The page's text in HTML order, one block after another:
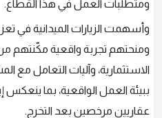
ومتطلبات العمل في هذا القطاع.
وأسهمت الزيارات الميدانية في
ومنحتهم تجربة واقعية مكّنتهم
الاستثمارية، وآليات التعامل مع
ببيئة العمل الواقعية، بما
عقاريين مرخصين بعد التخرج.